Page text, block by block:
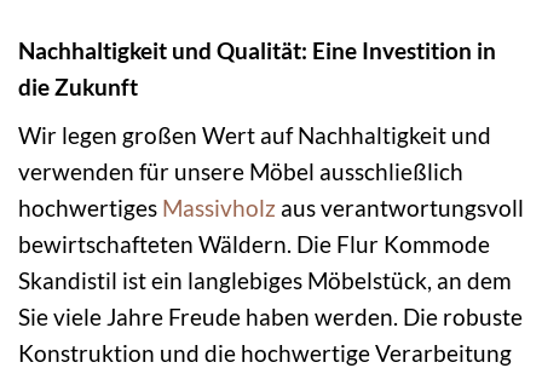
Nachhaltigkeit und Qualität: Eine Investition in
die Zukunft
Wir legen großen Wert auf Nachhaltigkeit und
verwenden für unsere Möbel ausschließlich
hochwertiges Massivholz aus verantwortungsvoll
bewirtschafteten Wäldern. Die Flur Kommode
Skandistil ist ein langlebiges Möbelstück, an dem
Sie viele Jahre Freude haben werden. Die robuste
Konstruktion und die hochwertige Verarbeitung